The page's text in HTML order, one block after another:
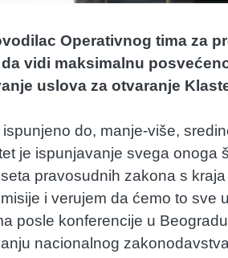
Operativnog tima za
vidi maksimalnu
uslova za otvaranje
do, manje-više,
je ispunjavanje svega onoga
pravosudnih zakona s
i verujem da ćemo to sve
posle konferencije u
nacionalnog